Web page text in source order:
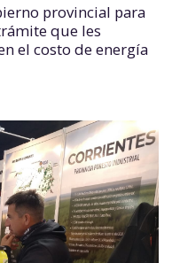
provincial para
que les
el costo de energía